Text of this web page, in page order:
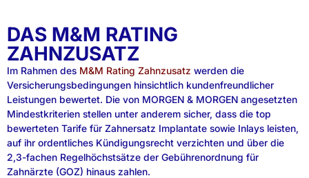
DAS M&M RATING
ZAHNZUSATZ
Im Rahmen des M&M Rating Zahnzusatz werden die
Versicherungsbedingungen hinsichtlich kundenfreundlicher
Leistungen bewertet. Die von MORGEN & MORGEN angesetzten
Mindestkriterien stellen unter anderem sicher, dass die top
bewerteten Tarife für Zahnersatz Implantate sowie Inlays leisten,
auf ihr ordentliches Kündigungsrecht verzichten und über die
2,3-fachen Regelhöchstsätze der Gebührenordnung für
Zahnärzte (GOZ) hinaus zahlen.